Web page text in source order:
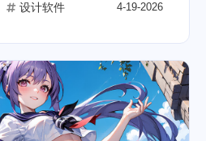
4-19-2026
设计软件